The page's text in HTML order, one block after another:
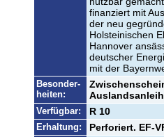
finanziert mit
der neu
Holsteinischen
Hannover
deutscher
mit der
Besonder-
heiten:
Verfügbar: R 10
Erhaltung: Perforiert. EF-